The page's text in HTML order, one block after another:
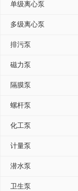
单级离心泵
多级离心泵
排污泵
磁力泵
隔膜泵
螺杆泵
化工泵
计量泵
潜水泵
卫生泵